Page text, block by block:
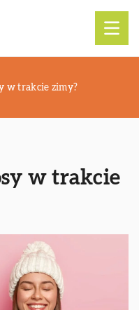
w trakcie zimy?
w trakcie